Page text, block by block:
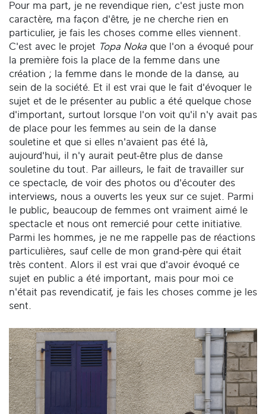
Pour ma part, je ne revendique rien, c'est juste mon
caractère, ma façon d'être, je ne cherche rien en
particulier, je fais les choses comme elles viennent.
C'est avec le projet Topa Noka que l'on a évoqué pour
la première fois la place de la femme dans une
création ; la femme dans le monde de la danse, au
sein de la société. Et il est vrai que le fait d'évoquer le
sujet et de le présenter au public a été quelque chose
d'important, surtout lorsque l'on voit qu'il n'y avait pas
de place pour les femmes au sein de la danse
souletine et que si elles n'avaient pas été là,
aujourd'hui, il n'y aurait peut-être plus de danse
souletine du tout. Par ailleurs, le fait de travailler sur
ce spectacle, de voir des photos ou d'écouter des
interviews, nous a ouverts les yeux sur ce sujet. Parmi
le public, beaucoup de femmes ont vraiment aimé le
spectacle et nous ont remercié pour cette initiative.
Parmi les hommes, je ne me rappelle pas de réactions
particulières, sauf celle de mon grand-père qui était
très content. Alors il est vrai que d'avoir évoqué ce
sujet en public a été important, mais pour moi ce
n'était pas revendicatif, je fais les choses comme je les
sent.